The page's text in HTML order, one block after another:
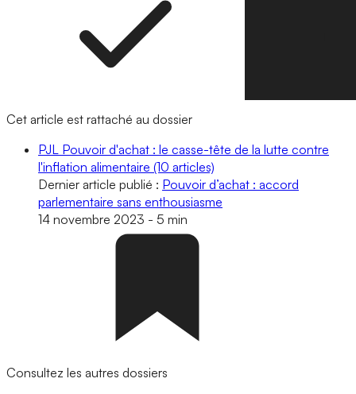
Cet article est rattaché au dossier
PJL Pouvoir d'achat : le casse-tête de la lutte contre
l'inflation alimentaire (10 articles)
Dernier article publié : Pouvoir d’achat : accord
parlementaire sans enthousiasme
14 novembre 2023 - 5 min
Consultez les autres dossiers